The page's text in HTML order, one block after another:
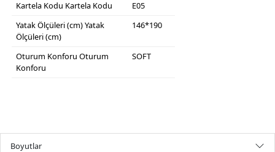
Kartela Kodu Kartela Kodu
E05
Yatak Ölçüleri (cm)Yatak
Ölçüleri (cm)
146*190
Oturum Konforu Oturum
Konforu
SOFT
Boyutlar